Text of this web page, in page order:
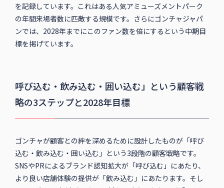
を記録しています。これはある人気アミューズメントパーク
の年間来場者数に匹敵する規模です。さらにゴンチャジャパ
ンでは、2028年までにこのファン数を倍にするという中期目
標を掲げています。
呼び込む・飲み込む・囲い込む」という顧客戦
略の3ステップと2028年目標
ゴンチャが顧客との絆を深めるために設計したものが「呼び
込む・飲み込む・囲い込む」という3段階の顧客戦略です。
SNSやPRによるブランド認知拡大が「呼び込む」にあたり、
より良い店舗体験の提供が「飲み込む」にあたります。そし